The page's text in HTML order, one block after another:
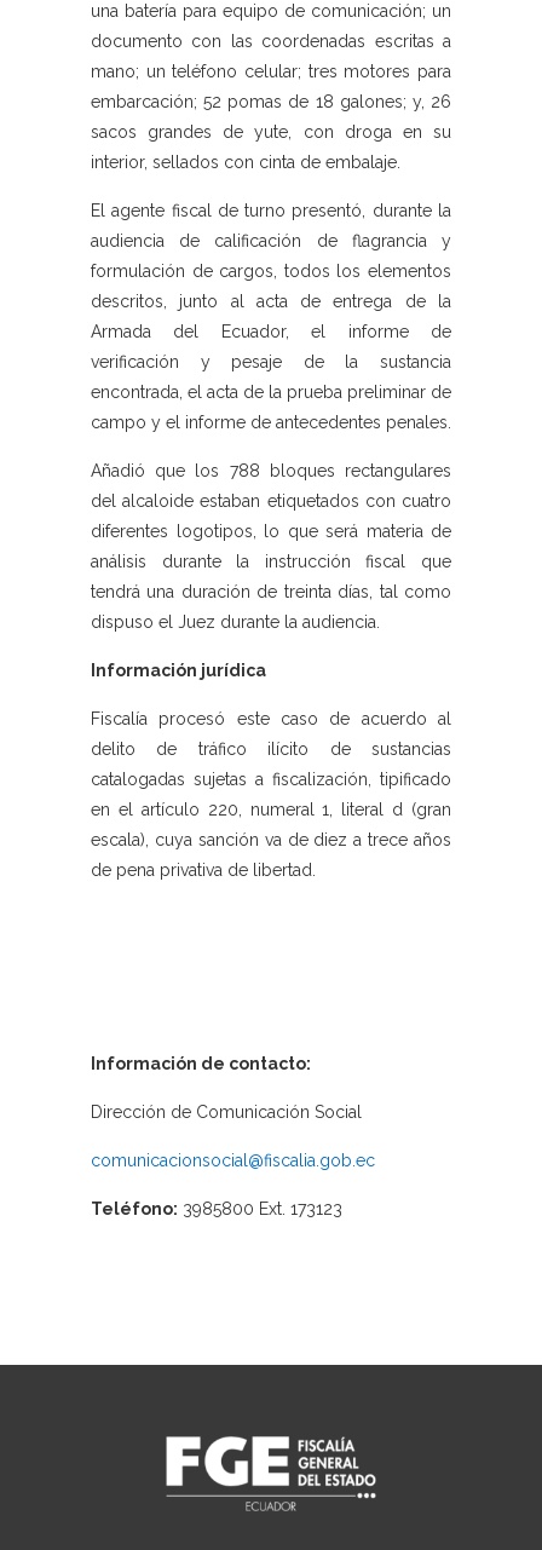
una batería para equipo de comunicación; un
documento con las coordenadas escritas a
mano; un teléfono celular; tres motores para
embarcación; 52 pomas de 18 galones; y, 26
sacos grandes de yute, con droga en su
interior, sellados con cinta de embalaje.
El agente fiscal de turno presentó, durante la
audiencia de calificación de flagrancia y
formulación de cargos, todos los elementos
descritos, junto al acta de entrega de la
Armada del Ecuador, el informe de
verificación y pesaje de la sustancia
encontrada, el acta de la prueba preliminar de
campo y el informe de antecedentes penales.
Añadió que los 788 bloques rectangulares
del alcaloide estaban etiquetados con cuatro
diferentes logotipos, lo que será materia de
análisis durante la instrucción fiscal que
tendrá una duración de treinta días, tal como
dispuso el Juez durante la audiencia.
Información jurídica
Fiscalía procesó este caso de acuerdo al
delito de tráfico ilícito de sustancias
catalogadas sujetas a fiscalización, tipificado
en el artículo 220, numeral 1, literal d (gran
escala), cuya sanción va de diez a trece años
de pena privativa de libertad.
Información de contacto:
Dirección de Comunicación Social
comunicacionsocial@fiscalia.gob.ec
Teléfono: 3985800 Ext. 173123